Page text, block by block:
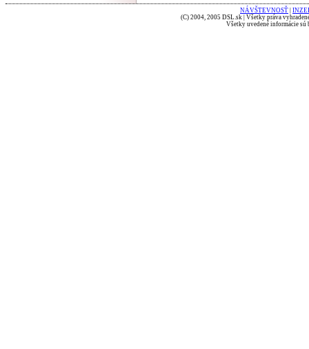
NÁVŠTEVNOSŤ
(C) 2004, 2005 DSL.sk | Všetky práva
Všetky uvedené informácie sú